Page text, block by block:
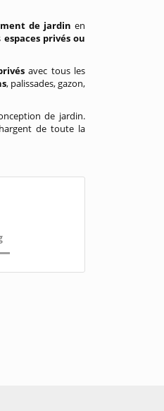
de jardin en
espaces privés ou
avec tous les
, palissades, gazon,
de jardin.
de toute la